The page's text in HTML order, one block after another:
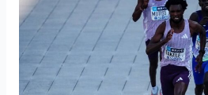
Tokyo
2026
tous
les